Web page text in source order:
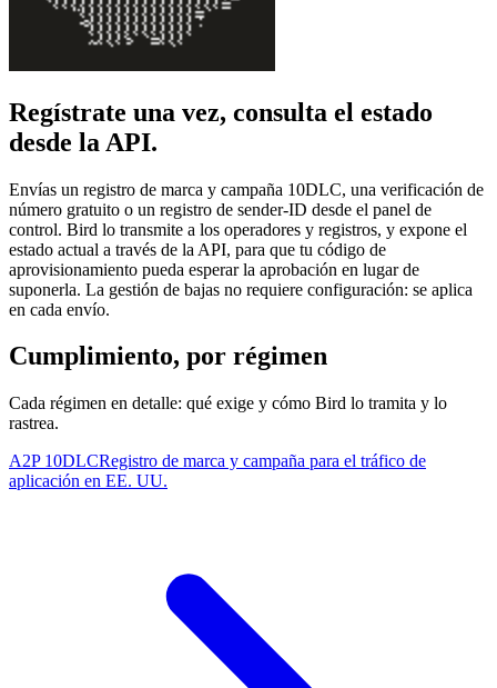
Regístrate una vez, consulta el estado
desde la API.
Envías un registro de marca y campaña 10DLC, una verificación de
número gratuito o un registro de sender-ID desde el panel de
control. Bird lo transmite a los operadores y registros, y expone el
estado actual a través de la API, para que tu código de
aprovisionamiento pueda esperar la aprobación en lugar de
suponerla. La gestión de bajas no requiere configuración: se aplica
en cada envío.
Cumplimiento, por régimen
Cada régimen en detalle: qué exige y cómo Bird lo tramita y lo
rastrea.
A2P 10DLCRegistro de marca y campaña para el tráfico de
aplicación en EE. UU.